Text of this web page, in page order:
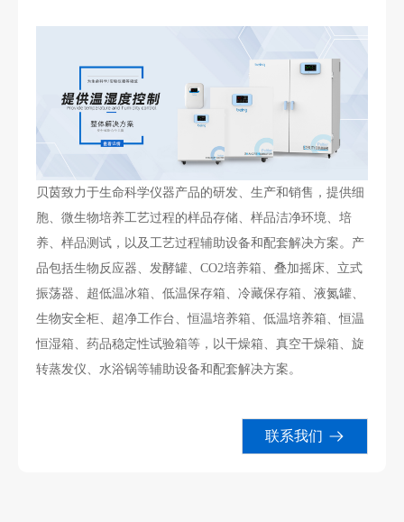
贝茵致力于生命科学仪器产品的研发、生产和销售，提供细
胞、微生物培养工艺过程的样品存储、样品洁净环境、培
养、样品测试，以及工艺过程辅助设备和配套解决方案。产
品包括生物反应器、发酵罐、CO2培养箱、叠加摇床、立式
振荡器、超低温冰箱、低温保存箱、冷藏保存箱、液氮罐、
生物安全柜、超净工作台、恒温培养箱、低温培养箱、恒温
恒湿箱、药品稳定性试验箱等，以干燥箱、真空干燥箱、旋
转蒸发仪、水浴锅等辅助设备和配套解决方案。
联系我们